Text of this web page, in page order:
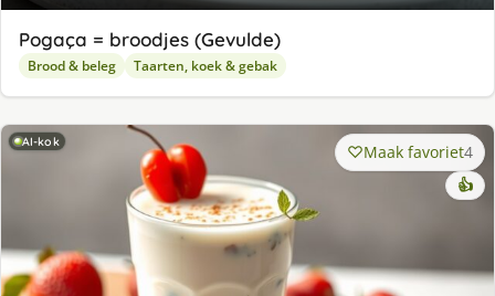
Pogaça = broodjes (Gevulde)
Brood & beleg Taarten, koek & gebak
AI-kok Maak favoriet4
👍